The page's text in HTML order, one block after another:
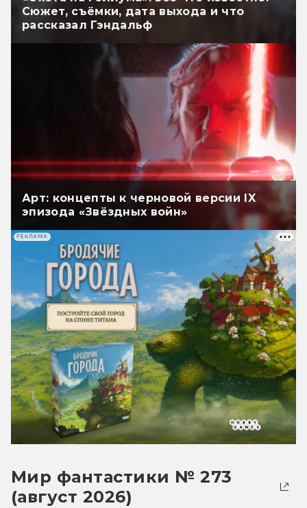
Сюжет, съёмки, дата выхода и что
рассказал Гэндальф
Арт: концепты к черновой версии IX
эпизода «Звёздных войн»
РЕКЛАМА
Мир фантастики № 273
(август 2026)